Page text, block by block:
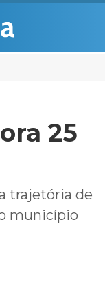
25
trajetória de
município